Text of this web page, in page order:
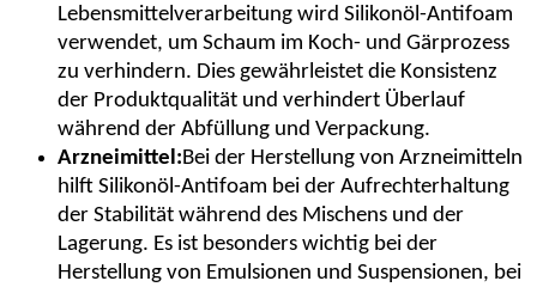
Lebensmittelverarbeitung wird Silikonöl-Antifoam
verwendet, um Schaum im Koch- und Gärprozess
zu verhindern. Dies gewährleistet die Konsistenz
der Produktqualität und verhindert Überlauf
während der Abfüllung und Verpackung.
Arzneimittel:Bei der Herstellung von Arzneimitteln
hilft Silikonöl-Antifoam bei der Aufrechterhaltung
der Stabilität während des Mischens und der
Lagerung. Es ist besonders wichtig bei der
Herstellung von Emulsionen und Suspensionen, bei